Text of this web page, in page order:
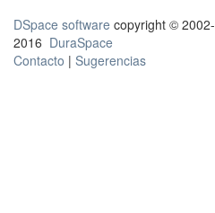
DSpace software copyright © 2002-
2016 DuraSpace
Contacto | Sugerencias